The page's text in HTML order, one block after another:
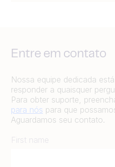
Entre em contato
Nossa equipe dedicada
responder a quaisquer
Para obter suporte,
para nós para que
Aguardamos seu contato.
First name